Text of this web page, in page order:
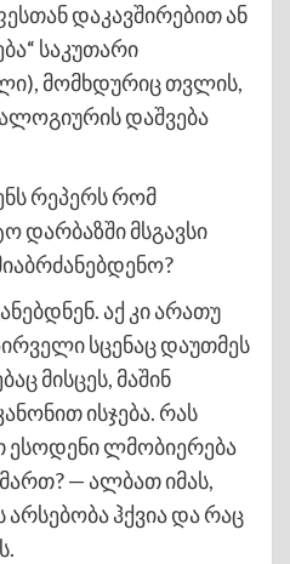
დაკავშირებით ან
საკუთარი
მომხდურიც თვლის,
დაშვება
რეპერს რომ
დარბაზში მსგავსი
აქ კი არათუ
სცენაც დაუთმეს
მისცეს, მაშინ
ისჯება. რას
ესოდენი ლმობიერება
— ალბათ იმას,
არსებობა ჰქვია და რაც